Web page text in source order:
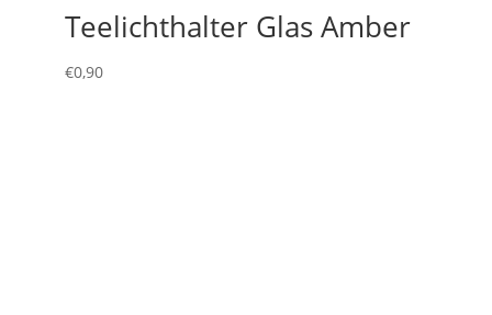
Teelichthalter Glas Amber
€0,90